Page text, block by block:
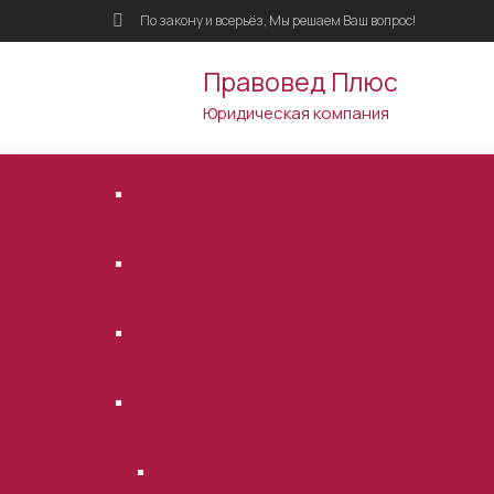
По закону и всерьёз, Мы решаем Ваш вопрос!
Правовед Плюс
Юридическая компания